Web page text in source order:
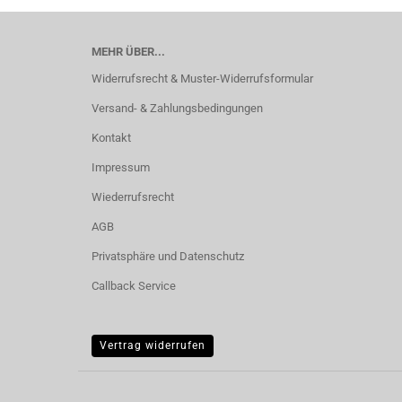
MEHR ÜBER...
Widerrufsrecht & Muster-Widerrufsformular
Versand- & Zahlungsbedingungen
Kontakt
Impressum
Wiederrufsrecht
AGB
Privatsphäre und Datenschutz
Callback Service
Vertrag widerrufen